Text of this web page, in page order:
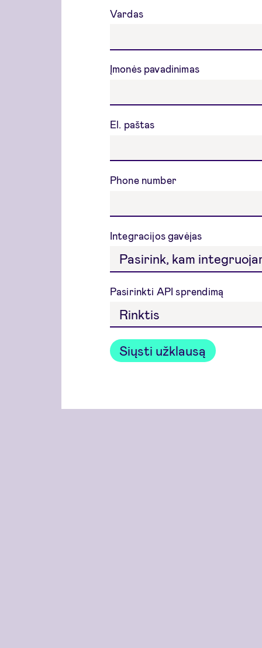
Vardas
Įmonės pavadinimas
El. paštas
Phone number
Integracijos gavėjas
Pasirinkti API sprendimą
Siųsti užklausą